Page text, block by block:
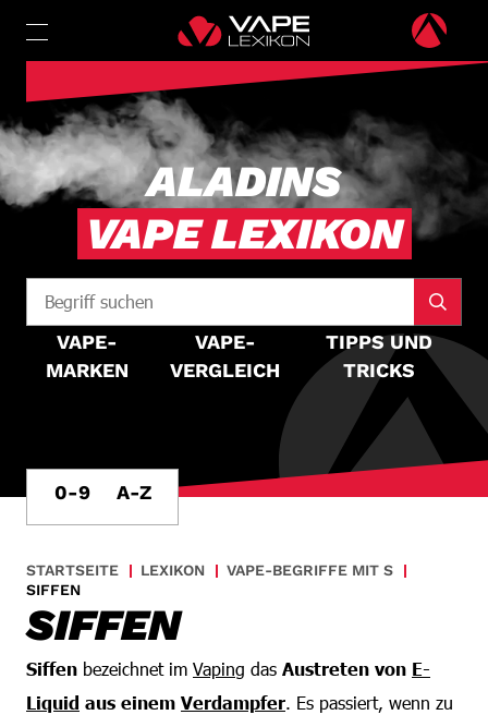
ALADINS
VAPE LEXIKON
VAPE-
MARKEN
VAPE-
VERGLEICH
TIPPS UND
TRICKS
0-9 A-Z
STARTSEITE LEXIKON
VAPE-BEGRIFFE MIT S
SIFFEN
SIFFEN
Siffen bezeichnet im Vaping das Austreten von E-
Liquid aus einem Verdampfer. Es passiert, wenn zu